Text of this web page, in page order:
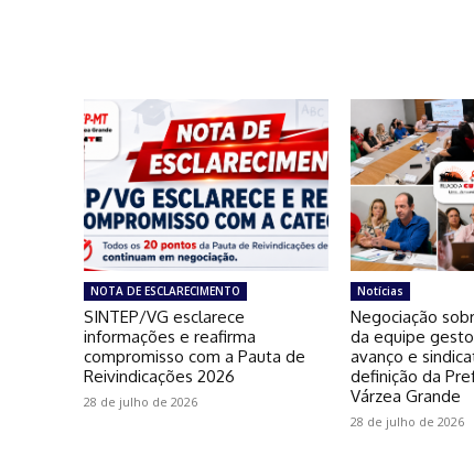
NOTA DE ESCLARECIMENTO
SINTEP/VG esclarece
informações e reafirma
compromisso com a Pauta de
Reivindicações 2026
28 de julho de 2026
Notícias
Negociação
da equipe
avanço e
definição da
Várzea Grande
28 de julho de 2026